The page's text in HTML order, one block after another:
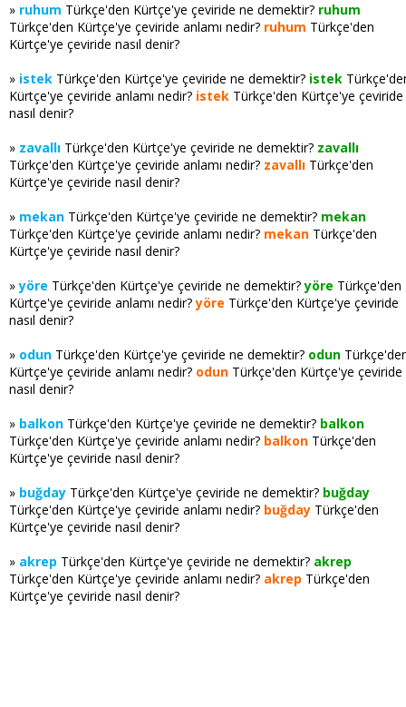
» ruhum Türkçe'den Kürtçe'ye çeviride ne demektir? ruhum
Türkçe'den Kürtçe'ye çeviride anlamı nedir? ruhum Türkçe'den
Kürtçe'ye çeviride nasıl denir?
» istek Türkçe'den Kürtçe'ye çeviride ne demektir? istek
Kürtçe'ye çeviride anlamı nedir? istek Türkçe'den Kürtçe'ye çeviride
nasıl denir?
» zavallı Türkçe'den Kürtçe'ye çeviride ne demektir? zavallı
Türkçe'den Kürtçe'ye çeviride anlamı nedir? zavallı Türkçe'den
Kürtçe'ye çeviride nasıl denir?
» mekan Türkçe'den Kürtçe'ye çeviride ne demektir? mekan
Türkçe'den Kürtçe'ye çeviride anlamı nedir? mekan Türkçe'den
Kürtçe'ye çeviride nasıl denir?
»yöre Türkçe'den Kürtçe'ye çeviride ne demektir?yöre Türkçe'den
Kürtçe'ye çeviride anlamı nedir?yöre Türkçe'den Kürtçe'ye çeviride
nasıl denir?
» odun Türkçe'den Kürtçe'ye çeviride ne demektir? odun
Kürtçe'ye çeviride anlamı nedir? odun Türkçe'den Kürtçe'ye çeviride
nasıl denir?
» balkon Türkçe'den Kürtçe'ye çeviride ne demektir? balkon
Türkçe'den Kürtçe'ye çeviride anlamı nedir? balkon Türkçe'den
Kürtçe'ye çeviride nasıl denir?
» buğday Türkçe'den Kürtçe'ye çeviride ne demektir? buğday
Türkçe'den Kürtçe'ye çeviride anlamı nedir? buğday Türkçe'den
Kürtçe'ye çeviride nasıl denir?
» akrep Türkçe'den Kürtçe'ye çeviride ne demektir? akrep
Türkçe'den Kürtçe'ye çeviride anlamı nedir? akrep Türkçe'den
Kürtçe'ye çeviride nasıl denir?